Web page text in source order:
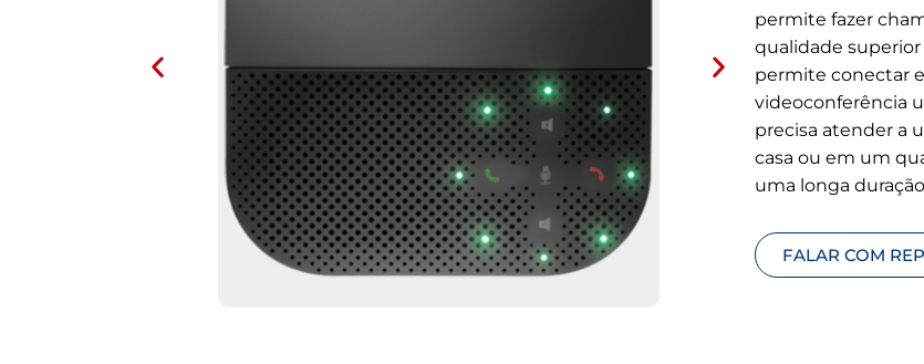
permite fazer
qualidade superior
permite conectar
videoconferência
precisa atender a
casa ou em um
uma longa
FALAR COM